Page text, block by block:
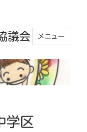
議会 メニュー
学区